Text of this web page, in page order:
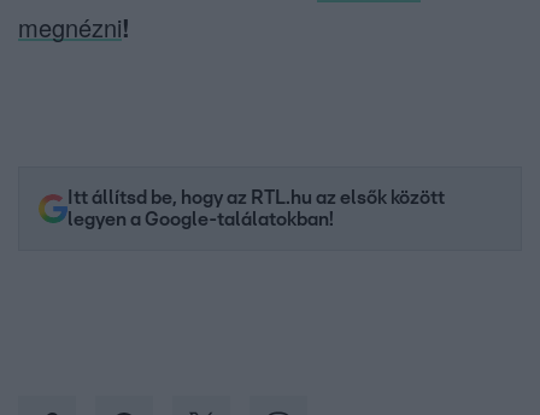
megnézni!
Itt állítsd be, hogy az RTL.hu az elsők között
legyen a Google-találatokban!